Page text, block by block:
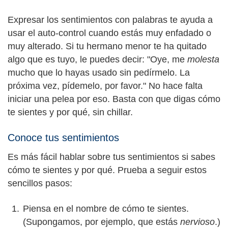
Expresar los sentimientos con palabras te ayuda a
usar el auto-control cuando estás muy enfadado o
muy alterado. Si tu hermano menor te ha quitado
algo que es tuyo, le puedes decir: "Oye, me molesta
mucho que lo hayas usado sin pedírmelo. La
próxima vez, pídemelo, por favor." No hace falta
iniciar una pelea por eso. Basta con que digas cómo
te sientes y por qué, sin chillar.
Conoce tus sentimientos
Es más fácil hablar sobre tus sentimientos si sabes
cómo te sientes y por qué. Prueba a seguir estos
sencillos pasos:
Piensa en el nombre de cómo te sientes.
(Supongamos, por ejemplo, que estás nervioso.)